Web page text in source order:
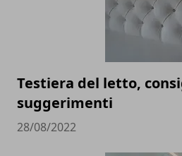
Testiera del letto,
suggerimenti
28/08/2022